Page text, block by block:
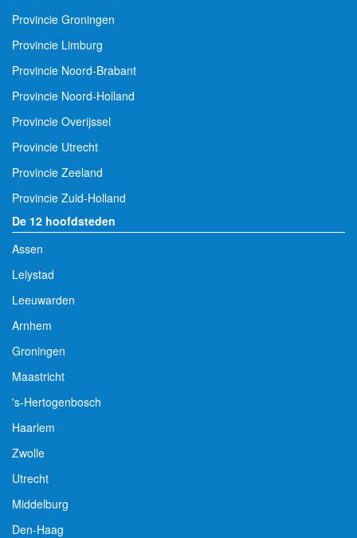
Provincie Groningen
Provincie Limburg
Provincie Noord-Brabant
Provincie Noord-Holland
Provincie Overijssel
Provincie Utrecht
Provincie Zeeland
Provincie Zuid-Holland
De 12 hoofdsteden
Assen
Lelystad
Leeuwarden
Arnhem
Groningen
Maastricht
's-Hertogenbosch
Haarlem
Zwolle
Utrecht
Middelburg
Den-Haag